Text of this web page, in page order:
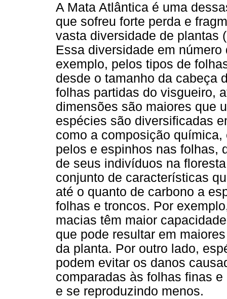
A Mata Atlântica é uma
que sofreu forte perda e
vasta diversidade de plantas
Essa diversidade em
exemplo, pelos tipos de
desde o tamanho da cabeça
folhas partidas do visgueiro,
dimensões são maiores que
espécies são diversificadas
como a composição
pelos e espinhos nas folhas,
de seus indivíduos na
conjunto de características
até o quanto de carbono a
folhas e troncos. Por
macias têm maior
que pode resultar em
da planta. Por outro lado,
podem evitar os danos
comparadas às folhas finas
e se reproduzindo menos.